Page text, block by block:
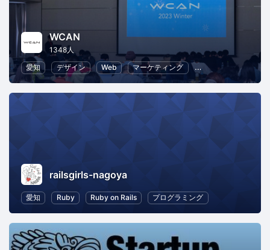
WCAN
1348人
愛知
デザイン Web マーケティング プログラミング
railsgirls-nagoya
愛知 Ruby Ruby on Rails プログラミング